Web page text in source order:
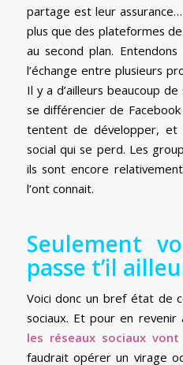
partage est leur
plus que des plateformes
au second plan.
l’échange entre plusieurs
Il y a d’ailleurs beaucoup
se différencier de
tentent de développer, et
social qui se perd. Les
ils sont encore
l’ont connait.
Seulement
passe t’il
Voici donc un bref état de
sociaux. Et pour en
les réseaux sociaux
faudrait opérer un virage